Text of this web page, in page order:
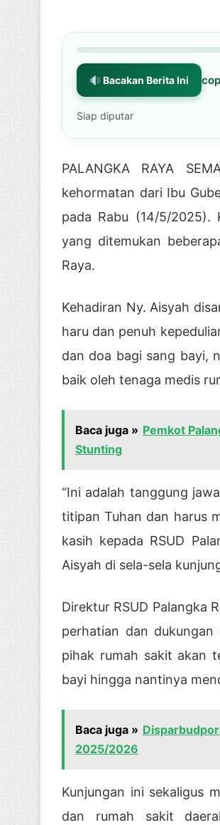
Bacakan Berita Ini
Siap diputar
PALANGKA RAYA
kehormatan dari Ibu
pada Rabu (14/5/2025).
yang ditemukan
Raya.
Kehadiran Ny. Aisyah
haru dan penuh
dan doa bagi sang bayi,
baik oleh tenaga medis
Baca juga » Pemkot
Stunting
“Ini adalah tanggung
titipan Tuhan dan harus
kasih kepada RSUD
Aisyah di sela-sela
Direktur RSUD Palangka
perhatian dan
pihak rumah sakit akan
bayi hingga nantinya
Baca juga »
2025/2026
Kunjungan ini sekaligus
dan rumah sakit